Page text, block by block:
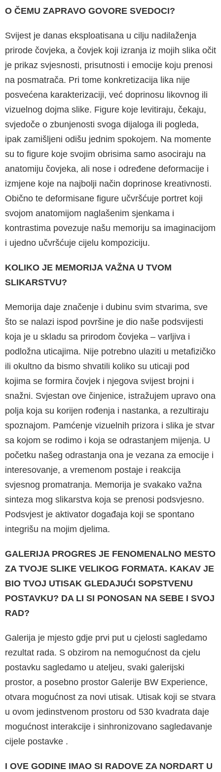
O ČEMU ZAPRAVO GOVORE SVEDOCI?
Svijest je danas eksploatisana u cilju nadilaže­nja
prirode čovjeka, a čovjek koji izranja iz mo­jih slika očit
je prikaz svjesnosti, prisutnosti i emocije koju prenosi
na posmatrača. Pri tome konkretizacija lika nije
posvećena karakteriza­ciji, već doprinosu likovnog ili
vizuelnog dojma slike. Figure koje levitiraju, čekaju,
svjedoče o zbunjenosti svoga dijaloga ili pogleda,
ipak za­mišljeni odišu jednim spokojem. Na momente
su to figure koje svojim obrisima samo asoci­raju na
anatomiju čovjeka, ali nose i određene deformacije i
izmjene koje na najbolji način do­prinose kreativnosti.
Obično te deformisane fi­gure učvršćuje portret koji
svojom anatomijom naglašenim sjenkama i
kontrastima povezuje našu memoriju sa imaginacijom
i ujedno učvr­šćuje cijelu kompoziciju.
KOLIKO JE MEMORIJA VAŽNA U TVOM
SLIKARSTVU?
Memorija daje značenje i dubinu svim stva­rima, sve
što se nalazi ispod površine je dio naše podsvijesti
koja je u skladu sa prirodom čovjeka – varljiva i
podložna uticajima. Nije po­trebno ulaziti u metafizičko
ili okultno da bismo shvatili koliko su uticaji pod
kojima se formira čovjek i njegova svijest brojni i
snažni. Svje­stan ove činjenice, istražujem upravo ona
polja koja su korijen rođenja i nastanka, a rezultiraju
spoznajom. Pamćenje vizuelnih prizora i slika je stvar
sa kojom se rodimo i koja se odrasta­njem mijenja. U
početku našeg odrastanja ona je vezana za emocije i
interesovanje, a vreme­nom postaje i reakcija
svjesnog promatranja. Memorija je svakako važna
sinteza mog slikar­stva koja se prenosi podsvjesno.
Podsvjest je aktivator događaja koji se spontano
integrišu na mojim djelima.
GALERIJA PROGRES JE FENOMENALNO MESTO
ZA TVOJE SLIKE VELIKOG FORMATA. KAKAV JE
BIO TVOJ UTISAK GLEDAJUĆI SOPSTVENU
POSTAVKU? DA LI SI PONOSAN NA SEBE I SVOJ
RAD?
Galerija je mjesto gdje prvi put u cjelosti sagle­damo
rezultat rada. S obzirom na nemoguć­nost da cjelu
postavku sagledamo u ateljeu, svaki galerijski
prostor, a posebno prostor Ga­lerije BW Experience,
otvara mogućnost za novi utisak. Utisak koji se stvara
u ovom jedinstve­nom prostoru od 530 kvadrata daje
mogućnost interakcije i sinhronizovano sagledavanje
cijele postavke .
I OVE GODINE IMAO SI RADOVE ZA NORDART U